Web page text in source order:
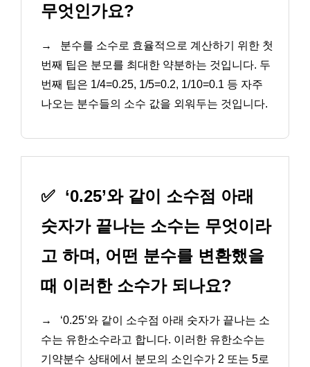
무엇인가요?
→
분수를 소수로 효율적으로 계산하기 위한 첫
번째 팁은 분모를 최대한 약분하는 것입니다. 두
번째 팁은 1/4=0.25, 1/5=0.2, 1/10=0.1 등 자주
나오는 분수들의 소수 값을 외워두는 것입니다.
✅ ‘0.25’와 같이 소수점 아래
숫자가 끝나는 소수는 무엇이라
고 하며, 어떤 분수를 변환했을
때 이러한 소수가 되나요?
→
‘0.25’와 같이 소수점 아래 숫자가 끝나는 소
수는 유한소수라고 합니다. 이러한 유한소수는
기약분수 상태에서 분모의 소인수가 2 또는 5로